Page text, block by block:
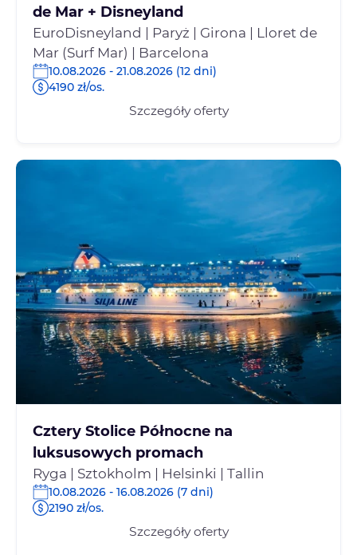
de Mar + Disneyland
EuroDisneyland | Paryż | Girona | Lloret de
Mar (Surf Mar) | Barcelona
10.08.2026 - 21.08.2026 (12 dni)
4190 zł/os.
Szczegóły oferty
Cztery Stolice Północne na
luksusowych promach
Ryga | Sztokholm | Helsinki | Tallin
10.08.2026 - 16.08.2026 (7 dni)
2190 zł/os.
Szczegóły oferty